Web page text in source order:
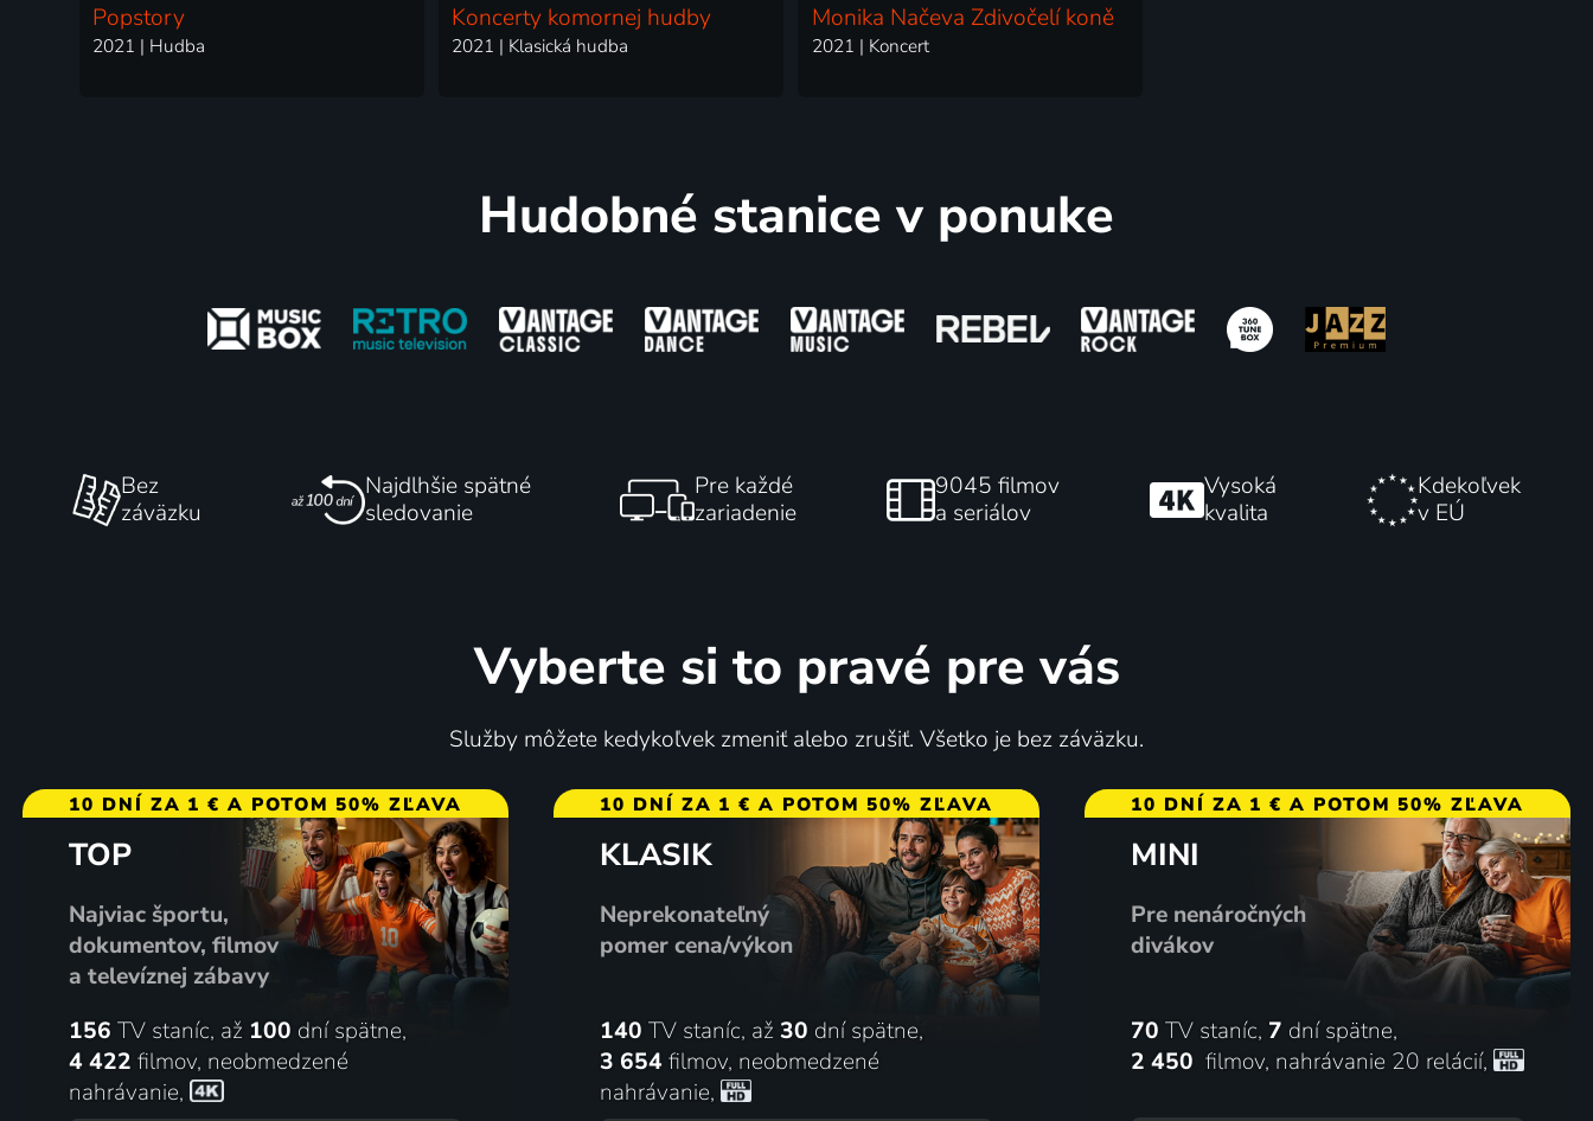
Popstory
2021 | Hudba
Koncerty komornej hudby
2021 | Klasická hudba
Monika Načeva Zdivočelí koně
2021 | Koncert
Hudobné stanice v ponuke
Bez
záväzku
Najdlhšie spätné
sledovanie
Pre každé
zariadenie
9045 filmov
a seriálov
Vysoká
kvalita
Kdekoľvek
v EÚ
Vyberte si to pravé pre vás
Služby môžete kedykoľvek zmeniť alebo zrušiť. Všetko je bez záväzku.
10 DNÍ ZA 1 € A POTOM 50% ZĽAVA
TOP
Najviac športu,
dokumentov, filmov
a televíznej zábavy
156 TV staníc, až 100 dní spätne,
4 422 filmov, neobmedzené
nahrávanie,
10 DNÍ ZA 1 € A POTOM 50% ZĽAVA
KLASIK
Neprekonateľný
pomer cena/výkon
140 TV staníc, až 30 dní spätne,
3 654 filmov, neobmedzené
nahrávanie,
10 DNÍ ZA 1 € A POTOM 50% ZĽAVA
MINI
Pre nenáročných
divákov
70 TV staníc, 7 dní spätne,
2 450 filmov, nahrávanie 20 relácií,